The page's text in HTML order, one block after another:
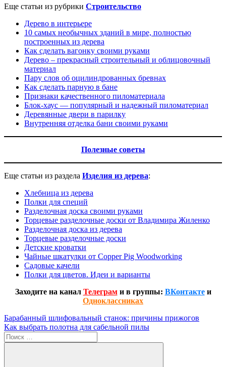
Еще статьи из рубрики Строительство
Дерево в интерьере
10 самых необычных зданий в мире, полностью
построенных из дерева
Как сделать вагонку своими руками
Дерево – прекрасный строительный и облицовочный
материал
Пару слов об оцилиндрованных бревнах
Как сделать парную в бане
Признаки качественного пиломатериала
Блок-хаус — популярный и надежный пиломатериал
Деревянные двери в парилку
Внутренняя отделка бани своими руками
Полезные советы
Еще статьи из раздела Изделия из дерева:
Хлебница из дерева
Полки для специй
Разделочная доска своими руками
Торцевые разделочные доски от Владимира Жиленко
Разделочная доска из дерева
Торцевые разделочные доски
Детские кроватки
Чайные шкатулки от Copper Pig Woodworking
Садовые качели
Полки для цветов. Идеи и варианты
Заходите на канал Телеграми в группы: ВКонтактеи
Одноклассниках
Навигация
по
записям
Предыдущая
запись:
Барабанный шлифовальный станок: причины прижогов
Следующая
запись:
Как выбрать полотна для сабельной пилы
Поиск
для: